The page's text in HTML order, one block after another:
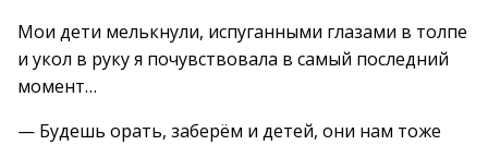
Мои дети мелькнули, испуганными глазами в толпе
и укол в руку я почувствовала в самый последний
момент…
— Будешь орать, заберём и детей, они нам тоже